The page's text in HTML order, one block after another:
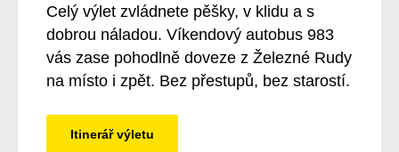
Celý výlet zvládnete pěšky, v klidu a s
dobrou náladou. Víkendový autobus 983
vás zase pohodlně doveze z Železné Rudy
na místo i zpět. Bez přestupů, bez starostí.
Itinerář výletu